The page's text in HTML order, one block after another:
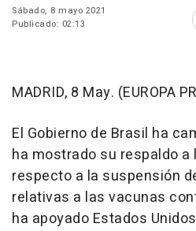
Sábado, 8 mayo 2021
Publicado: 02:13
MADRID, 8 May. (EUROPA
El Gobierno de Brasil ha
ha mostrado su respaldo
respecto a la suspensión
relativas a las vacunas
ha apoyado Estados